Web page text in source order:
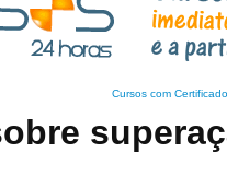
Cursos com Certificado